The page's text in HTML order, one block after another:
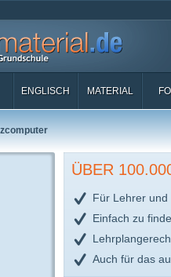
ENGLISCH MATERIAL
ÜBER
Für Lehrer und
Einfach zu
Auch für das